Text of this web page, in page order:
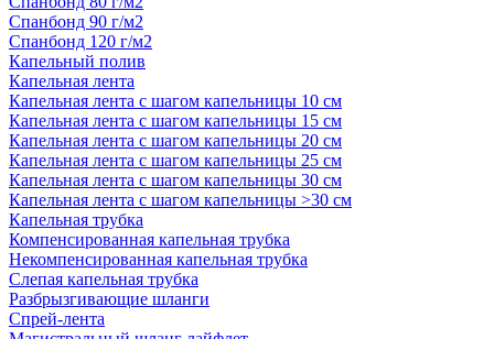
Спанбонд 90 г/м2
Спанбонд 120 г/м2
Капельный полив
Капельная лента
Капельная лента с шагом капельницы 10 см
Капельная лента с шагом капельницы 15 см
Капельная лента с шагом капельницы 20 см
Капельная лента с шагом капельницы 25 см
Капельная лента с шагом капельницы 30 см
Капельная лента с шагом капельницы >30 см
Капельная трубка
Компенсированная капельная трубка
Некомпенсированная капельная трубка
Слепая капельная трубка
Разбрызгивающие шланги
Спрей-лента